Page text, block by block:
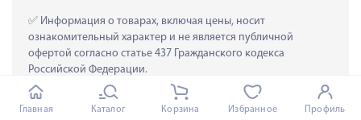
Информация о товарах, включая цены, носит
ознакомительный характер и не является публичной
офертой согласно статье 437 Гражданского кодекса
Российской Федерации.
Доставка рецептурных препаратов, таких как  Терафлю
экстра лимон порошок для приготовления раствора №10,
Главная Каталог Корзина Избранное Профиль